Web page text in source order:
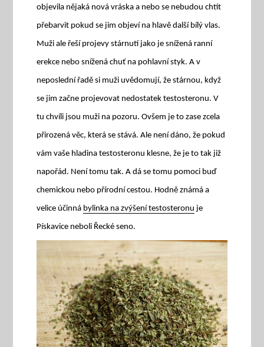
objevila nějaká nová vráska a nebo se nebudou chtít
přebarvit pokud se jim objeví na hlavě další bílý vlas.
Muži ale řeší projevy stárnutí jako je snížená ranní
erekce nebo snížená chuť na pohlavní styk. A v
neposlední řadě si muži uvědomují, že stárnou, když
se jim začne projevovat nedostatek testosteronu. V
tu chvíli jsou muži na pozoru. Ovšem je to zase zcela
přirozená věc, která se stává. Ale není dáno, že pokud
vám vaše hladina testosteronu klesne, že je to tak již
napořád. Není tomu tak. A dá se tomu pomoci buď
chemickou nebo přírodní cestou. Hodně známá a
velice účinná bylinka na zvýšení testosteronu je
Pískavice neboli Řecké seno.